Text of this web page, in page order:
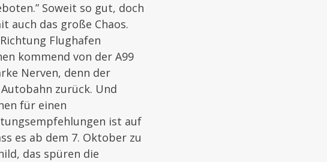
Soweit so gut, doch
auch das große Chaos.
Flughafen
kommend von der A99
Nerven, denn der
zurück. Und
für einen
ist auf
es ab dem 7. Oktober zu
das spüren die